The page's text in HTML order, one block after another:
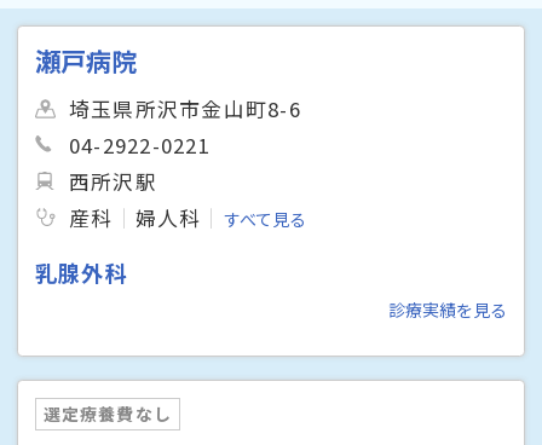
瀬戸病院
埼玉県所沢市金山町8-6
04-2922-0221
西所沢駅
産科
婦人科 すべて見る
乳腺外科
診療実績を見る
選定療養費なし